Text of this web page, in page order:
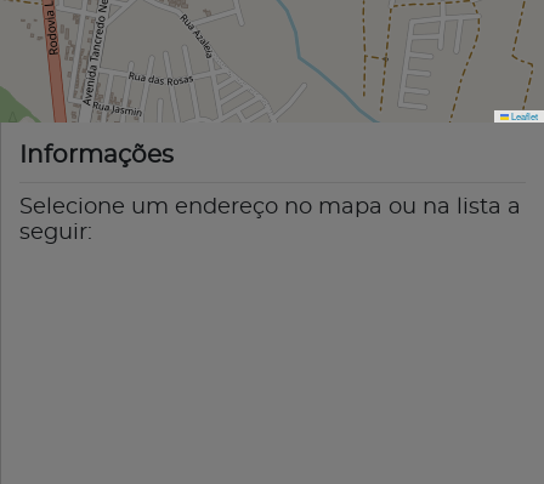
Leaflet
Informações
Selecione um endereço no mapa ou na lista a
seguir: